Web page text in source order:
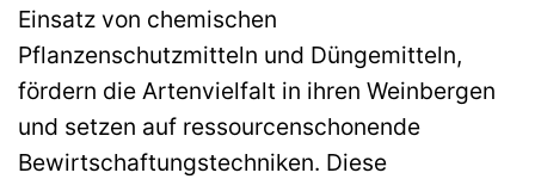
Einsatz von chemischen
Pflanzenschutzmitteln und Düngemitteln,
fördern die Artenvielfalt in ihren Weinbergen
und setzen auf ressourcenschonende
Bewirtschaftungstechniken. Diese